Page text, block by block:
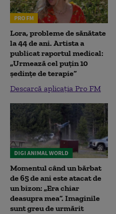
PRO FM
Lora, probleme de sănătate
la 44 de ani. Artista a
publicat raportul medical:
„Urmează cel puțin 10
ședințe de terapie”
Descarcă aplicația Pro FM
DIGI ANIMAL WORLD
Momentul când un bărbat
de 65 de ani este atacat de
un bizon: „Era chiar
deasupra mea”. Imaginile
sunt greu de urmărit